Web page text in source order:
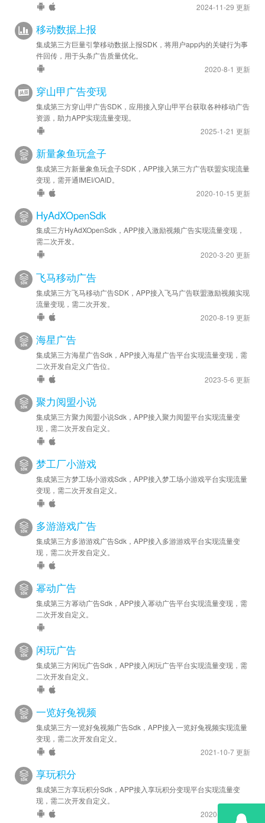
2025-12-22
安卓优化 - SDK 升级至 v7.3.0.7
苹果优化 - SDK 升级至 v7.3.0.4
2025-09-19
安卓优化 - SDK 升级至 v7.1.3.2
2025-09-16
安卓优化 - SDK 升级至 v7.1.1.4
苹果优化 - SDK 升级至 v7.1.0.7
2025-06-09
安卓优化 - SDK 升级至 v6.9.0.6
苹果优化 - SDK 升级至 v6.9.0.7
2025-06-06
苹果新增 - 苹果版开屏广告已支持底部 LOGO 区（需结合
启动屏插件使用）
安卓优化 - SDK 升级至 v6.6.0.7
苹果优化 - SDK 升级至 v6.7.0.1
2025-01-07
安卓新增 - 已提供预加载接口 preload ，具体用法请参考
DEMO 示例文档。
苹果新增 - 已提供预加载接口 preload ，具体用法请参考
DEMO 示例文档。
2024-11-25
安卓优化 - SDK 升级至 v6.5.0.2
苹果优化 - SDK 升级至 v6.6.0.0
2024-08-29
安卓优化 - SDK 升级至 v6.3.1.7
2024-05-22
2024-05-15
苹果新增 - 已接入 iOS 版 SDK v6.1.1.0
2024-05-08
安卓优化 - SDK 升级至 v6.1.0.4
2023-11-15
安卓优化 - SDK 升级至 v5.7.0.5
2023-09-18
安卓优化 - SDK 升级至 v5.6.0.8
安卓新增 - 增加快手和Sigmob广告源
安卓优化 - SDK 升级至 v4.3.0.0
2023-06-20
安卓优化 - SDK 升级至 v4.2.0.3
2023-04-11
安卓优化 - SDK 升级至 v4.1.0.3
2024-11-29 更新
移动数据上报
集成第三方巨量引擎移动数据上报SDK，将用户app内的关键行为事
件回传，用于头条广告质量优化。
2020-8-1 更新
穿山甲广告变现
集成第三方穿山甲广告SDK，应用接入穿山甲平台获取各种移动广告
资源，助力APP实现流量变现。
2025-1-21 更新
新量象鱼玩盒子
集成第三方新量象鱼玩盒子SDK，APP接入第三方广告联盟实现流量
变现，需开通IMEI/OAID。
2020-10-15 更新
HyAdXOpenSdk
集成三方HyAdXOpenSdk，APP接入激励视频广告实现流量变现，
需二次开发。
2020-3-20 更新
飞马移动广告
集成第三方飞马移动广告SDK，APP接入飞马广告联盟激励视频实现
流量变现，需二次开发。
2020-8-19 更新
海星广告
集成第三方海星广告Sdk，APP接入海星广告平台实现流量变现，需
二次开发自定义广告位。
2023-5-6 更新
聚力阅盟小说
集成第三方聚力阅盟小说Sdk，APP接入聚力阅盟平台实现流量变
现，需二次开发自定义。
梦工厂小游戏
集成第三方梦工场小游戏Sdk，APP接入梦工场小游戏平台实现流量
变现，需二次开发自定义。
多游游戏广告
集成第三方多游游戏广告Sdk，APP接入多游游戏平台实现流量变
现，需二次开发自定义。
幂动广告
集成第三方幂动广告Sdk，APP接入幂动广告平台实现流量变现，需
二次开发自定义。
闲玩广告
集成第三方闲玩广告Sdk，APP接入闲玩广告平台实现流量变现，需
二次开发自定义。
一览好兔视频
集成第三方一览好兔视频广告Sdk，APP接入一览好兔视频实现流量
变现，需二次开发自定义。
2021-10-7 更新
享玩积分
集成第三方享玩积分Sdk，APP接入享玩积分变现平台实现流量变
现，需二次开发自定义。
2020-8-20 更新